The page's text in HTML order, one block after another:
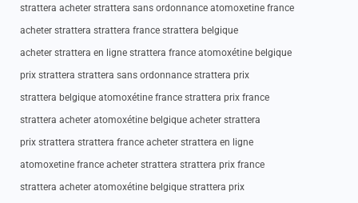
strattera acheter strattera sans ordonnance atomoxetine france
acheter strattera strattera france strattera belgique
acheter strattera en ligne strattera france atomoxétine belgique
prix strattera strattera sans ordonnance strattera prix
strattera belgique atomoxétine france strattera prix france
strattera acheter atomoxétine belgique acheter strattera
prix strattera strattera france acheter strattera en ligne
atomoxetine france acheter strattera strattera prix france
strattera acheter atomoxétine belgique strattera prix